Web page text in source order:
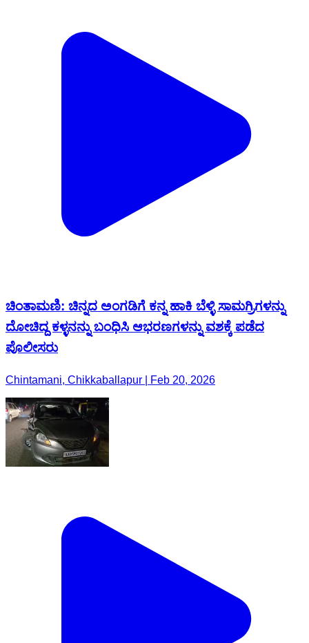
ಚಿಂತಾಮಣಿ: ಚಿನ್ನದ ಅಂಗಡಿಗೆ ಕನ್ನ ಹಾಕಿ ಬೆಳ್ಳಿ ಸಾಮಗ್ರಿಗಳನ್ನು
ದೋಚಿದ್ದ ಕಳ್ಳನನ್ನು ಬಂಧಿಸಿ ಆಭರಣಗಳನ್ನು ವಶಕ್ಕೆ ಪಡೆದ
ಪೊಲೀಸರು
Chintamani, Chikkaballapur | Feb 20, 2026